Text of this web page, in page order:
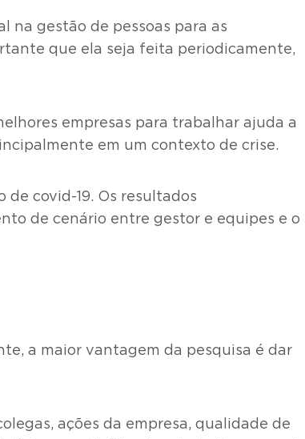
na gestão de pessoas para as
que ela seja feita periodicamente,
empresas para trabalhar ajuda a
em um contexto de crise.
covid-19. Os resultados
de cenário entre gestor e equipes e o
a maior vantagem da pesquisa é dar
ações da empresa, qualidade de